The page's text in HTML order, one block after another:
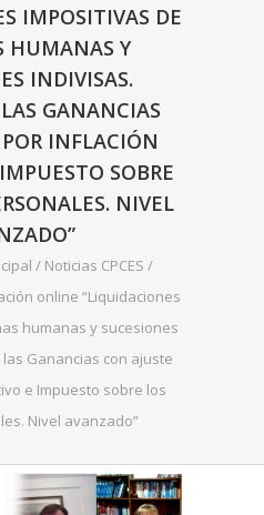
IMPOSITIVAS DE
HUMANAS Y
INDIVISAS.
GANANCIAS
INFLACIÓN
SOBRE
NIVEL
/ Noticias CPCES /
online “Liquidaciones
humanas y sucesiones
Ganancias con ajuste
e Impuesto sobre los
Nivel avanzado”